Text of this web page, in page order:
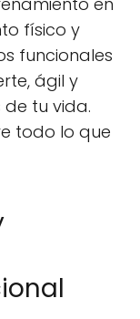
físico y
funcionales
ágil y
tu vida.
todo lo que